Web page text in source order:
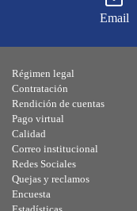
Email
Régimen legal
Contratación
Rendición de cuentas
Pago virtual
Calidad
Correo institucional
Redes Sociales
Quejas y reclamos
Encuesta